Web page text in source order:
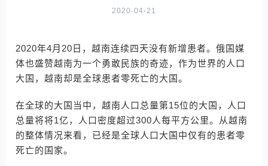
2020-04-21
2020年4月20日，越南连续四天没有新增患者。俄国媒
体也盛赞越南为一个勇敢民族的奇迹，作为世界的人口
大国，越南却是全球患者零死亡的大国。
在全球的大国当中，越南人口总量第15位的大国，人口
总量将将1亿，人口密度超过300人每平方公里。从越南
的整体情况来看，已经是全球人口大国中仅有的患者零
死亡的国家。